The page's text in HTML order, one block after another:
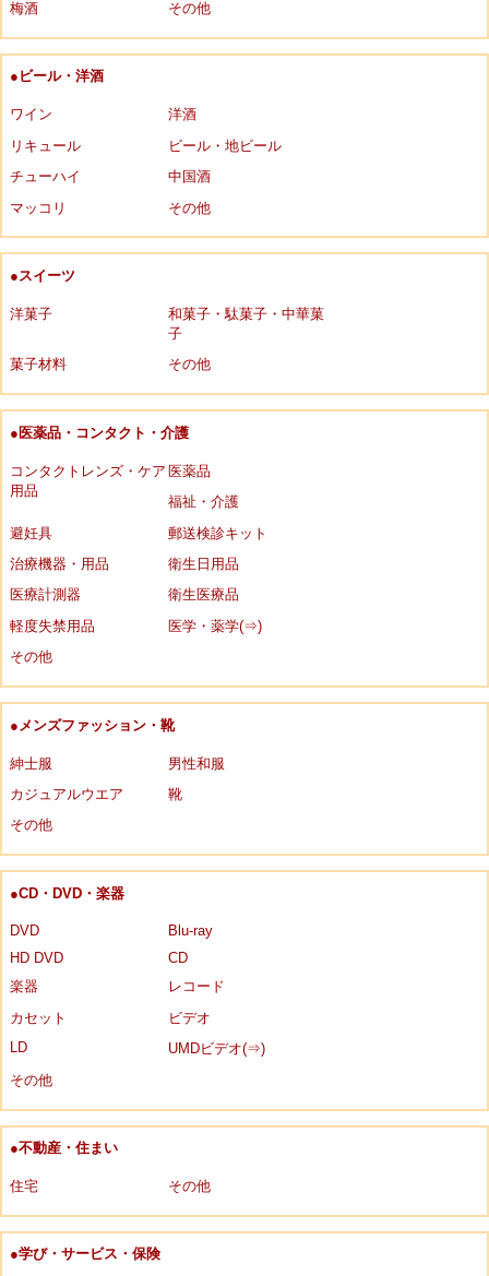
梅酒
その他
●ビール・洋酒
ワイン
洋酒
リキュール
ビール・地ビール
チューハイ
中国酒
マッコリ
その他
●スイーツ
洋菓子
和菓子・駄菓子・中華菓
子
菓子材料
その他
●医薬品・コンタクト・介護
コンタクトレンズ・ケア
用品
医薬品
福祉・介護
避妊具
郵送検診キット
治療機器・用品
衛生日用品
医療計測器
衛生医療品
軽度失禁用品
医学・薬学(⇒)
その他
●メンズファッション・靴
紳士服
男性和服
カジュアルウエア
靴
その他
●CD・DVD・楽器
DVD
Blu-ray
HD DVD
CD
楽器
レコード
カセット
ビデオ
LD
UMDビデオ(⇒)
その他
●不動産・住まい
住宅 その他
●学び・サービス・保険